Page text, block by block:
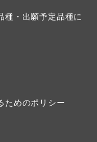
種・出願予定品種に
ためのポリシー